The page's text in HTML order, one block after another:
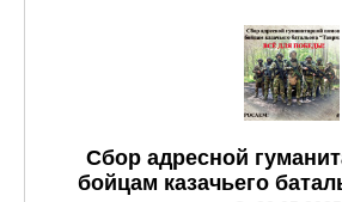
Сбор адресной
бойцам казачьего